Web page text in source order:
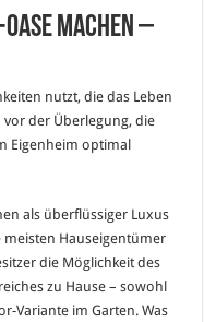
machen –
nutzt, die das Leben
der Überlegung, die
Eigenheim optimal
als überflüssiger Luxus
Hauseigentümer
die Möglichkeit des
zu Hause – sowohl
Variante im Garten. Was